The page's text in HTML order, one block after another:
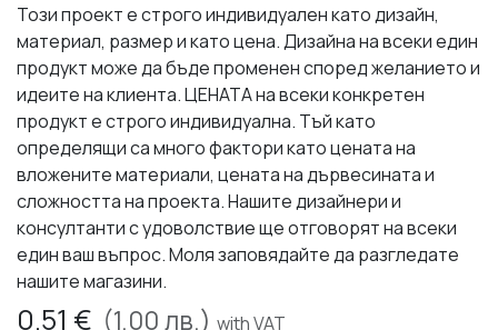
Този проект е строго индивидуален като дизайн,
материал, размер и като цена. Дизайна на всеки един
продукт може да бъде променен според желанието и
идеите на клиента. ЦЕНАТА на всеки конкретен
продукт е строго индивидуална. Тъй като
определящи са много фактори като цената на
вложените материали, цената на дървесината и
сложността на проекта. Нашите дизайнери и
консултанти с удоволствие ще отговорят на всеки
един ваш въпрос. Моля заповядайте да разгледате
нашите магазини.
0.51 € (1.00лв.) with VAT